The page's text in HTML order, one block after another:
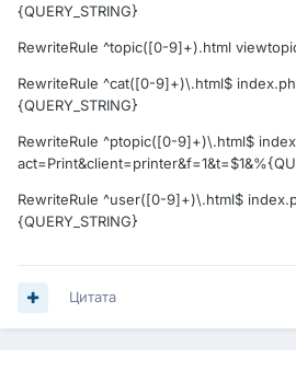
{QUERY_STRING}
RewriteRule ^topic([0-9]+).html
RewriteRule ^cat([0-9]+)\.html$
{QUERY_STRING}
RewriteRule ^ptopic([0-9]+)\.html$
RewriteRule ^user([0-9]+)\.html$
{QUERY_STRING}
Цитата